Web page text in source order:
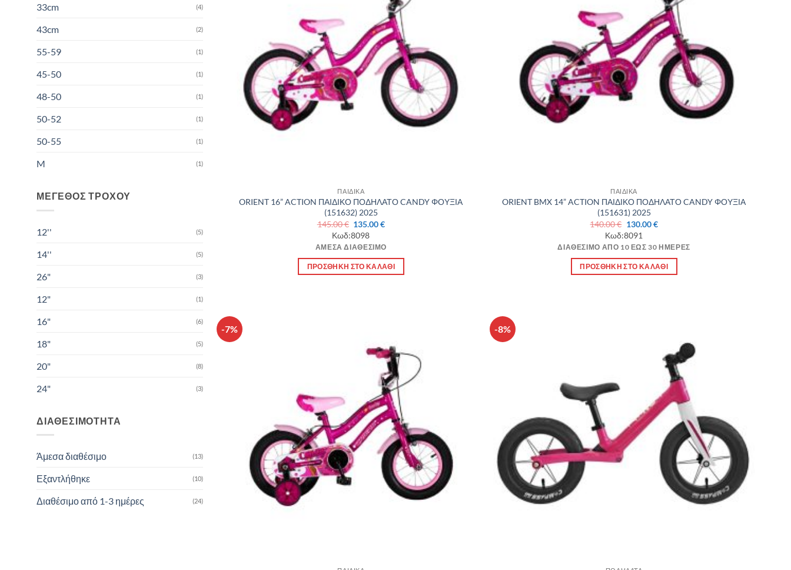
33cm (4)
43cm (2)
55-59 (1)
45-50 (1)
48-50 (1)
50-52 (1)
50-55 (1)
M (1)
ΜΈΓΕΘΟΣ ΤΡΟΧΟΎ
12'' (5)
14'' (5)
26" (3)
12" (1)
16" (6)
18" (5)
20" (8)
24" (3)
ΔΙΑΘΕΣΙΜΌΤΗΤΑ
Άμεσα διαθέσιμο (13)
Εξαντλήθηκε (10)
Διαθέσιμο από 1-3 ημέρες (24)
ΠΑΙΔΙΚΑ
ORIENT 16” ACTION ΠΑΙΔΙΚΟ ΠΟΔΗΛΑΤΟ CANDY ΦΟΥΞΙΑ
(151632) 2025
145.00€ Original
price
was:
145.00 €.
135.00€Η
είναι:
135.00 €.
Κωδ:8098
ΆΜΕΣΑ ΔΙΑΘΈΣΙΜΟ
ΠΡΟΣΘΉΚΗ ΣΤΟ ΚΑΛΆΘΙ
ΠΑΙΔΙΚΑ
ORIENT BMX 14” ACTION ΠΑΙΔΙΚΟ ΠΟΔΗΛΑΤΟ CANDY ΦΟΥΞΙΑ
(151631) 2025
140.00€ Original
price
was:
140.00 €.
130.00€Η
είναι:
130.00 €.
Κωδ:8091
ΔΙΑΘΈΣΙΜΟ ΑΠΌ 10 ΈΩΣ 30 ΗΜΈΡΕΣ
ΠΡΟΣΘΉΚΗ ΣΤΟ ΚΑΛΆΘΙ
-7% -8%